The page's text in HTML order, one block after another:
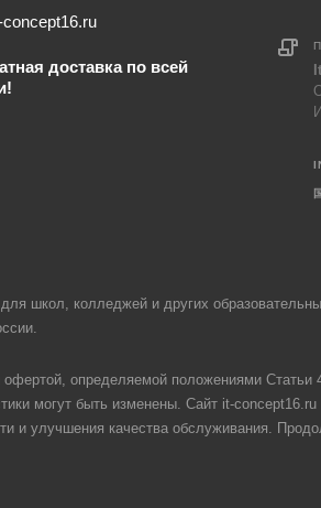
concept16.ru
доставка по всей
для школ, колледжей и других
определяемой положениями Статьи
могут быть изменены. Сайт it-
и улучшения качества обслуживания.